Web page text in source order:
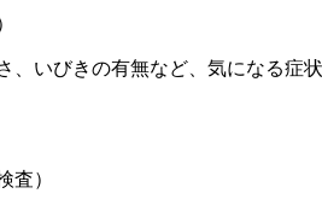
、いびきの有無など、気になる
査）